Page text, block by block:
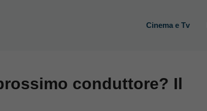
Cinema e Tv
conduttore? Il